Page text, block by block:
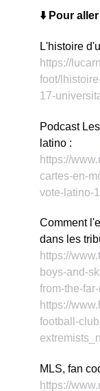
⬇️ Pour
L'histoire
https://
foot/
17-
Podcast
latino :
https://
cartes-en-
vote-latino-
Comment
dans les
https://
boys-and-
from-the-
https://
football-
MLS, fan
https://